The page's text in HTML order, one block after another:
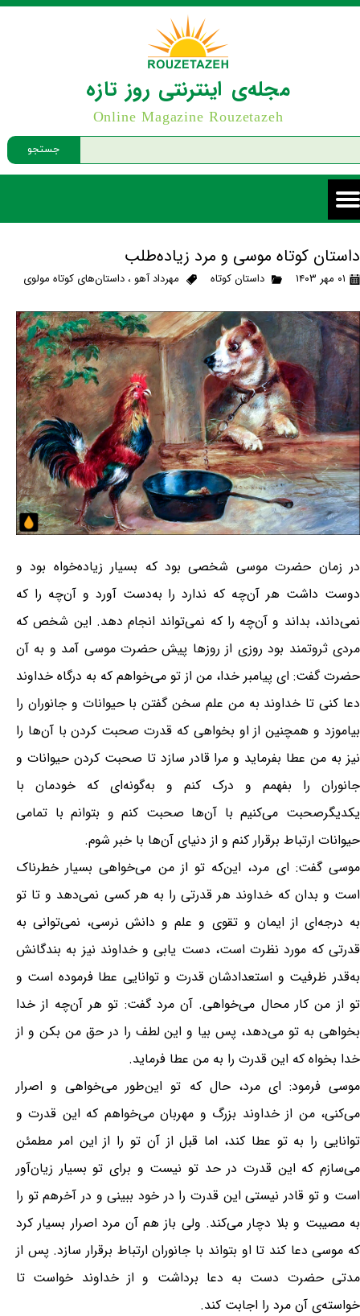
جستجو
مجله‌ی اینترنتی روز تازه
Online Magazine Rouzetazeh
داستان کوتاه موسی و مرد زیاده‌طلب
۰۱ مهر ۱۴۰۳ داستان کوتاه مهرداد آهو ، داستان‌های کوتاه مولوی
در زمان حضرت موسی شخصی بود که بسیار زیاده‌خواه بود و
دوست داشت هر آن‌چه که ندارد را به‌دست آورد و آن‌چه را که
نمی‌داند، بداند و آن‌چه را که نمی‌تواند انجام دهد. این شخص که
مردی ثروتمند بود روزی از روزها پیش حضرت موسی آمد و به آن
حضرت گفت: ای پیامبر خدا، من از تو می‌خواهم که به درگاه خداوند
دعا کنی تا خداوند به من علم سخن گفتن با حیوانات و جانوران را
بیاموزد و همچنین از او بخواهی که قدرت صحبت کردن با آن‌ها را
نیز به من عطا بفرماید و مرا قادر سازد تا صحبت کردن حیوانات و
جانوران را بفهمم و درک کنم و به‌گونه‌ای که خودمان با
یکدیگرصحبت می‌کنیم با آن‌ها صحبت کنم و بتوانم با تمامی
حیوانات ارتباط برقرار کنم و از دنیای آن‌ها با خبر شوم.
موسی گفت: ای مرد، این‌که تو از من می‌خواهی بسیار خطرناک
است و بدان که خداوند هر قدرتی را به هر کسی نمی‌دهد و تا تو
به درجه‌ای از ایمان و تقوی و علم و دانش نرسی، نمی‌توانی به
قدرتی که مورد نظرت است، دست یابی و خداوند نیز به بندگانش
به‌قدر ظرفیت و استعدادشان قدرت و توانایی عطا فرموده است و
تو از من کار محال می‌خواهی. آن مرد گفت: تو هر آن‌چه از خدا
بخواهی به تو می‌دهد، پس بیا و این لطف را در حق من بکن و از
خدا بخواه که این قدرت را به من عطا فرماید.
موسی فرمود: ای مرد، حال که تو این‌طور می‌خواهی و اصرار
می‌کنی، من از خداوند بزرگ و مهربان می‌خواهم که این قدرت و
توانایی را به تو عطا کند، اما قبل از آن تو را از این امر مطمئن
می‌سازم که این قدرت در حد تو نیست و برای تو بسیار زیان‌آور
است و تو قادر نیستی این قدرت را در خود ببینی و در آخرهم تو را
به مصیبت و بلا دچار می‌کند. ولی باز هم آن مرد اصرار بسیار کرد
که موسی دعا کند تا او بتواند با جانوران ارتباط برقرار سازد. پس از
مدتی حضرت دست به دعا برداشت و از خداوند خواست تا
خواسته‌ی آن مرد را اجابت کند.